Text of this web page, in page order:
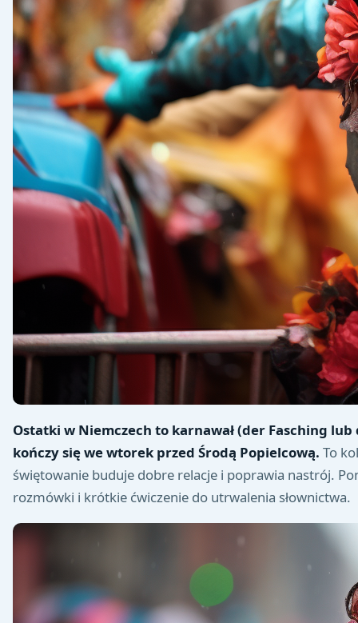
Ostatki w Niemczech to karnawał (der Fasching
kończy się we wtorek przed Środą Popielcową. To
świętowanie buduje dobre relacje i poprawia nastrój.
rozmówki i krótkie ćwiczenie do utrwalenia słownictwa.